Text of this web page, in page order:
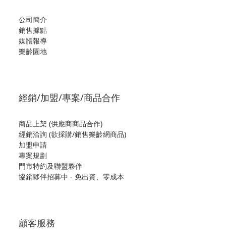
公司簡介
銷售據點
媒體報導
樂齡園地
經銷/加盟/專案/商品合作
商品上架 (供應商商品合作)
經銷洽詢 (欲採購/銷售樂齡網商品)
加盟申請
專案規劃
門市特約及聯盟夥伴
協銷夥伴招募中 - 免出資、零成本
顧客服務